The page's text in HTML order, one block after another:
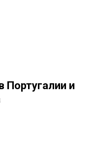
Португалии и